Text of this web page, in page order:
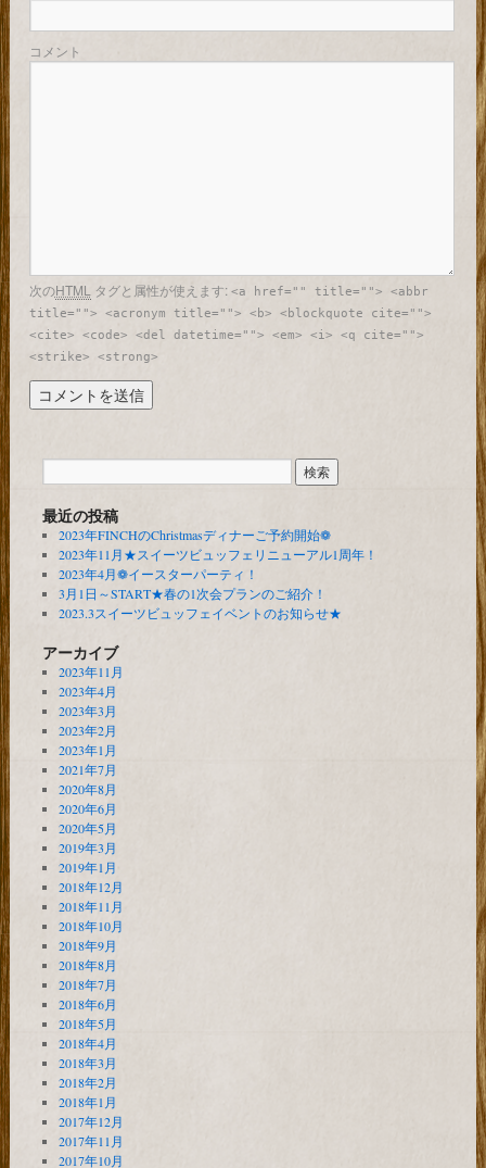
コメント
次のHTML タグと属性が使えます: <a href="" title=""> <abbr
title=""> <acronym title=""> <b> <blockquote cite="">
<cite> <code> <del datetime=""> <em> <i> <q cite="">
<strike> <strong>
最近の投稿
2023年FINCHのChristmasディナーご予約開始❁
2023年11月★スイーツビュッフェリニューアル1周年！
2023年4月❁イースターパーティ！
3月1日～START★春の1次会プランのご紹介！
2023.3スイーツビュッフェイベントのお知らせ★
アーカイブ
2023年11月
2023年4月
2023年3月
2023年2月
2023年1月
2021年7月
2020年8月
2020年6月
2020年5月
2019年3月
2019年1月
2018年12月
2018年11月
2018年10月
2018年9月
2018年8月
2018年7月
2018年6月
2018年5月
2018年4月
2018年3月
2018年2月
2018年1月
2017年12月
2017年11月
2017年10月